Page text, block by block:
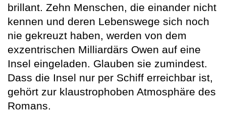
brillant. Zehn Menschen, die einander nicht
kennen und deren Lebenswege sich noch
nie gekreuzt haben, werden von dem
exzentrischen Milliardärs Owen auf eine
Insel eingeladen. Glauben sie zumindest.
Dass die Insel nur per Schiff erreichbar ist,
gehört zur klaustrophoben Atmosphäre des
Romans.